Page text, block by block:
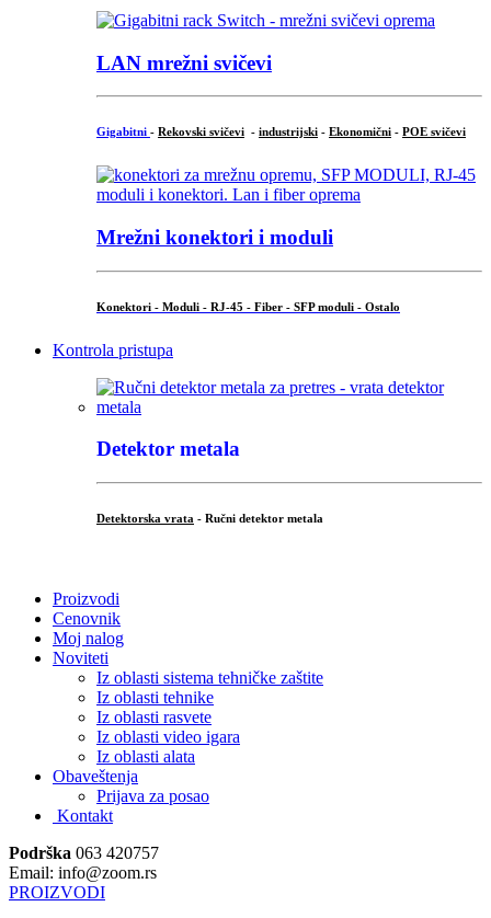
LAN mrežni svičevi
Gigabitni - Rekovski svičevi - industrijski - Ekonomični - POE svičevi
Mrežni konektori i moduli
Konektori - Moduli - RJ-45 - Fiber - SFP moduli - Ostalo
Kontrola pristupa
Detektor metala
Detektorska vrata - Ručni detektor metala
Proizvodi
Cenovnik
Moj nalog
Noviteti
Iz oblasti sistema tehničke zaštite
Iz oblasti tehnike
Iz oblasti rasvete
Iz oblasti video igara
Iz oblasti alata
Obaveštenja
Prijava za posao
Kontakt
Podrška 063 420757
Email: info@zoom.rs
PROIZVODI